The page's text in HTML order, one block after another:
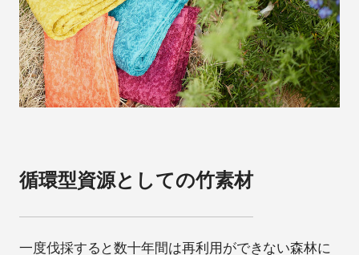
循環型資源としての竹素材
一度伐採すると数十年間は再利用ができない森林に